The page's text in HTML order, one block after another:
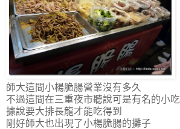
師大這間小楊脆腸營業沒有多久
不過這間在三重夜市聽說可是有名的小吃
據說要大排長龍才能吃得到
剛好師大也出現了小楊脆腸的攤子